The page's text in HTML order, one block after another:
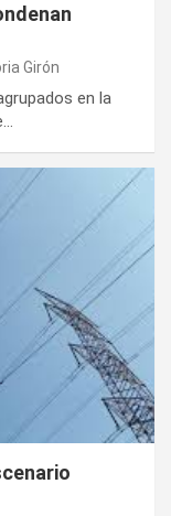
Girón
en la